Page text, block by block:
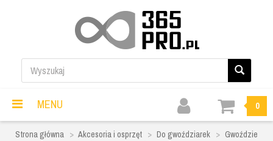
MENU 0
Strona główna Akcesoria i osprzęt Do gwoździarek
Gwoździe